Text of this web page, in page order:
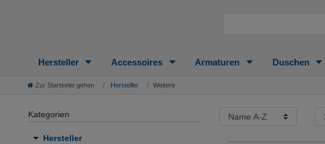
Hersteller Accessoires Armaturen Duschen
Zur Startseite gehen Hersteller Weitere
Kategorien
Hersteller